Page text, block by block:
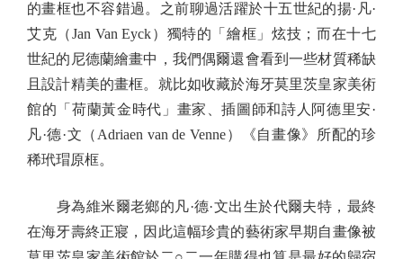
的畫框也不容錯過。之前聊過活躍於十五世紀的揚·凡·
艾克（Jan Van Eyck）獨特的「繪框」炫技；而在十七
世紀的尼德蘭繪畫中，我們偶爾還會看到一些材質稀缺
且設計精美的畫框。就比如收藏於海牙莫里茨皇家美術
館的「荷蘭黃金時代」畫家、插圖師和詩人阿德里安·
凡·德·文（Adriaen van de Venne）《自畫像》所配的珍
稀玳瑁原框。
身為維米爾老鄉的凡·德·文出生於代爾夫特，最終
在海牙壽終正寢，因此這幅珍貴的藝術家早期自畫像被